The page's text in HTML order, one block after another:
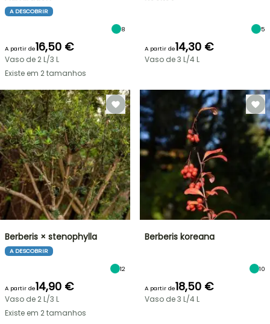
A DESCOBRIR
8
A partir de16,50 €
Vaso de 2 L/3 L
Existe em 2 tamanhos
5
A partir de14,30 €
Vaso de 3 L/4 L
Berberis × stenophylla
A DESCOBRIR
12
A partir de14,90 €
Vaso de 2 L/3 L
Existe em 2 tamanhos
Berberis koreana
10
A partir de18,50 €
Vaso de 3 L/4 L